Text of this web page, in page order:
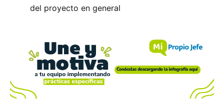
del proyecto en general